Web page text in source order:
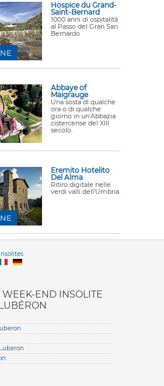
Hospice du Grand-
Saint-Bernard
1000 anni di ospitalità
al Passo del Gran San
Bernardo
Abbaye of
Maigrauge
Una sosta di qualche
ora o di qualche
giorno in un'Abbazia
cistercense del XIII
secolo.
Eremito Hotelito
Del Alma
Ritiro digitale nelle
verdi valli dell'Umbria.
WEEK-END INSOLITE